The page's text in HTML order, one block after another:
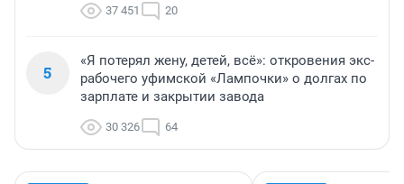
37 451 20
5
«Я потерял жену, детей, всё»: откровения экс-
рабочего уфимской «Лампочки» о долгах по
зарплате и закрытии завода
30 326 64